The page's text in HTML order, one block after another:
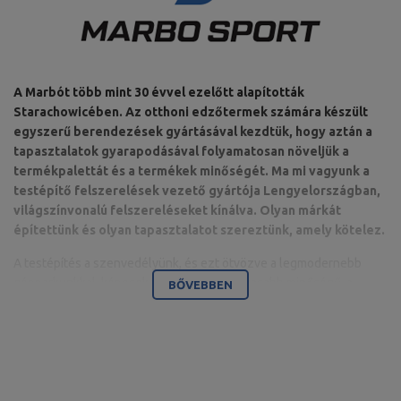
A Marbót több mint 30 évvel ezelőtt alapították
Starachowicében. Az otthoni edzőtermek számára készült
egyszerű berendezések gyártásával kezdtük, hogy aztán a
tapasztalatok gyarapodásával folyamatosan növeljük a
termékpalettát és a termékek minőségét. Ma mi vagyunk a
testépítő felszerelések vezető gyártója Lengyelországban,
világszínvonalú felszereléseket kínálva. Olyan márkát
építettünk és olyan tapasztalatot szereztünk, amely kötelez.
gépparkunkkal, képesek vagyunk a legmagasabb minőségű, a
részletekre odafigyelő, és mindenekelőtt az Ön kényelmét és
BŐVEBBEN